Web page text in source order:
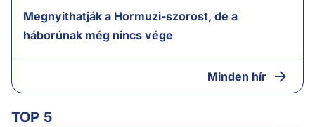
Megnyithatják a Hormuzi-szorost, de a
háborúnak még nincs vége
Minden hír
TOP 5